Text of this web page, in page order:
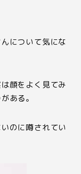
について気にな
顔をよく見てみ
ある。
のに噂されてい